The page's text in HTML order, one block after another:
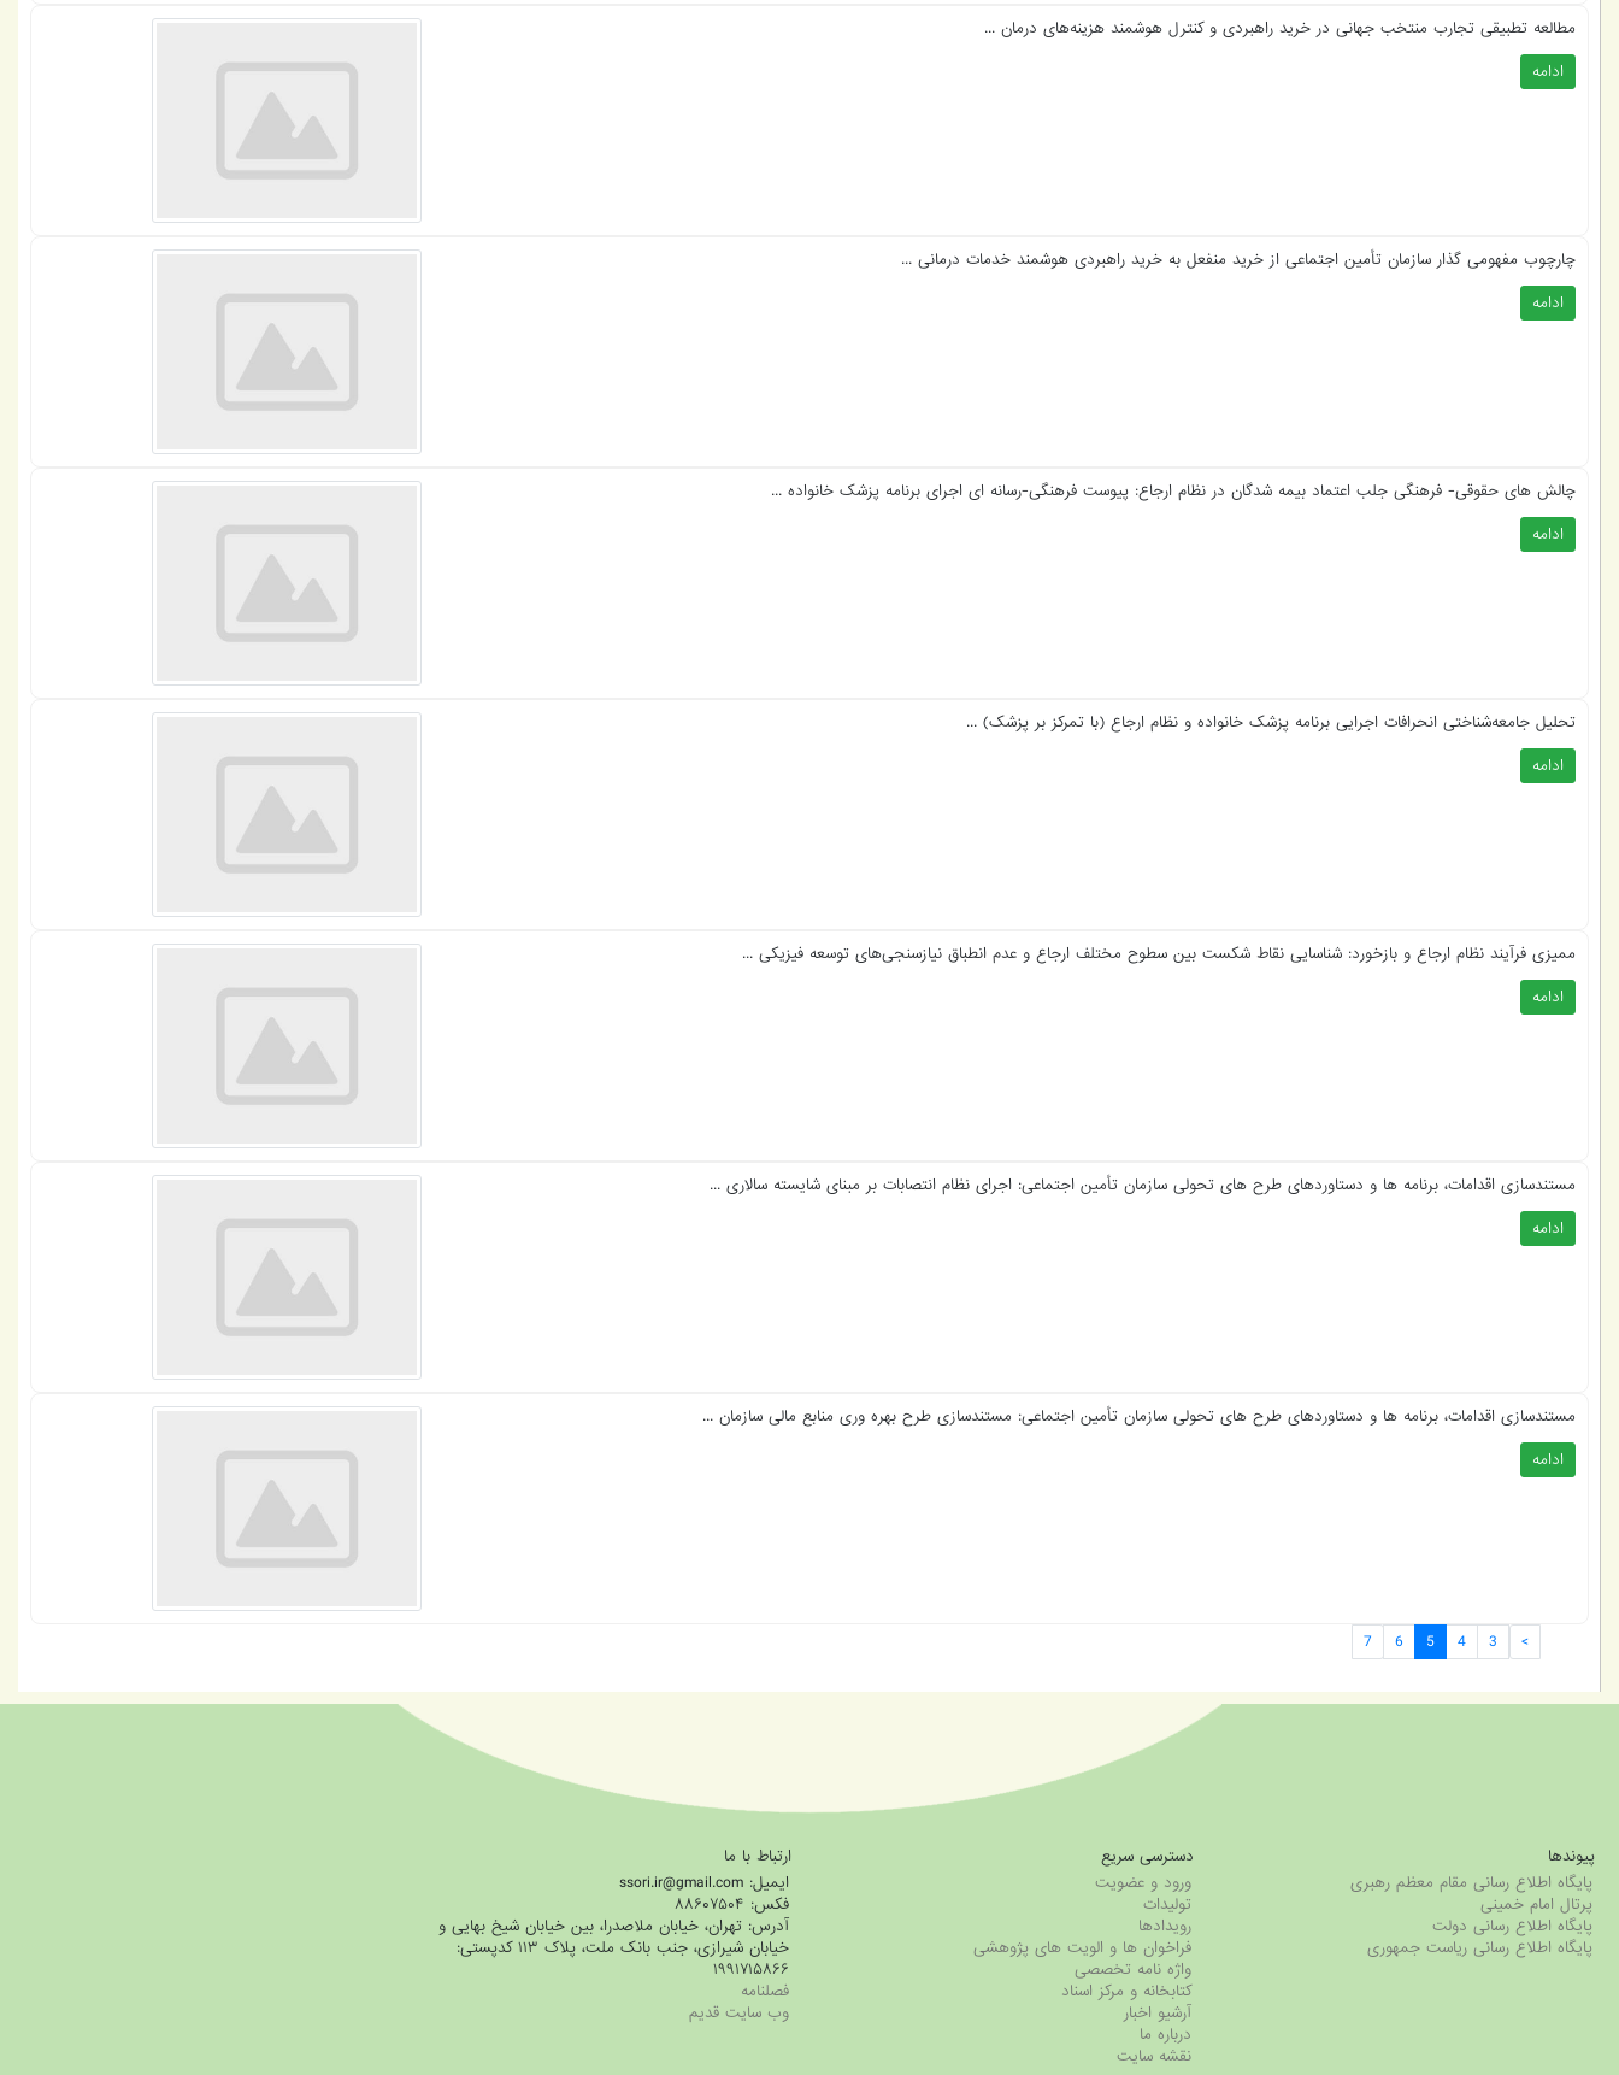
مطالعه تطبیقی تجارب منتخب جهانی در خرید راهبردی و کنترل هوشمند هزینه‌های درمان ...
ادامه
چارچوب مفهومی گذار سازمان تأمین اجتماعی از خرید منفعل به خرید راهبردی هوشمند خدمات درمانی ...
ادامه
چالش های حقوقی- فرهنگی جلب اعتماد بیمه شدگان در نظام ارجاع: پیوست فرهنگی-رسانه ای اجرای برنامه پزشک خانواده ...
ادامه
تحلیل جامعه‌شناختی انحرافات اجرایی برنامه پزشک خانواده و نظام ارجاع (با تمرکز بر پزشک) ...
ادامه
ممیزی فرآیند نظام ارجاع و بازخورد: شناسایی نقاط شکست بین سطوح مختلف ارجاع و عدم انطباق نیازسنجی‌های توسعه فیزیکی ...
ادامه
مستندسازی اقدامات، برنامه ها و دستاوردهای طرح های تحولی سازمان تأمین اجتماعی: اجرای نظام انتصابات بر مبنای شایسته سالاری ...
ادامه
مستندسازی اقدامات، برنامه ها و دستاوردهای طرح های تحولی سازمان تأمین اجتماعی: مستندسازی طرح بهره وری منابع مالی سازمان ...
ادامه
>
3
4
5
6
7
پیوندها
پایگاه اطلاع رسانی مقام معظم رهبری
پرتال امام خمینی
پایگاه اطلاع رسانی دولت
پایگاه اطلاع رسانی ریاست جمهوری
دسترسی سریع
ورود و عضویت
تولیدات
رویدادها
فراخوان ها و الویت های پژوهشی
واژه نامه تخصصی
کتابخانه و مرکز اسناد
آرشیو اخبار
درباره ما
نقشه سایت
ارتباط با ما
ایمیل: ssori.ir@gmail.com
فکس: ۸۸۶۰۷۵۰۴
آدرس: تهران، خیابان ملاصدرا، بین خیابان شیخ بهایی و
خیابان شیرازی، جنب بانک ملت، پلاک ۱۱۳ کدپستی:
۱۹۹۱۷۱۵۸۶۶
فصلنامه
وب سایت قدیم